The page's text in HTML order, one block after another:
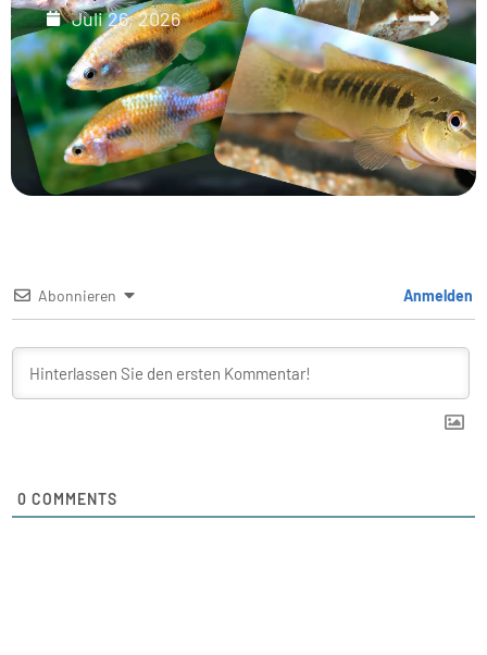
Juli 26, 2026
Abonnieren Anmelden
0 COMMENTS